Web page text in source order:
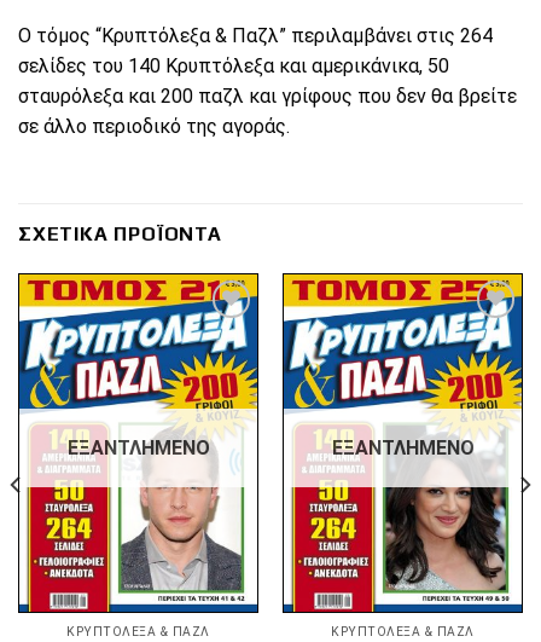
Ο τόμος “Κρυπτόλεξα & Παζλ” περιλαμβάνει στις 264
σελίδες του 140 Κρυπτόλεξα και αμερικάνικα, 50
σταυρόλεξα και 200 παζλ και γρίφους που δεν θα βρείτε
σε άλλο περιοδικό της αγοράς.
ΣΧΕΤΙΚΆ ΠΡΟΪΌΝΤΑ
Πρόσθήκη
στην λίστα
επιθυμιών
ΕΞΑΝΤΛΗΜΈΝΟ
ΚΡΥΠΤΌΛΕΞΑ & ΠΑΖΛ
Πρόσθήκη
στην λίστα
επιθυμιών
ΕΞΑΝΤΛΗΜΈΝΟ
ΚΡΥΠΤΌΛΕΞΑ & ΠΑΖΛ